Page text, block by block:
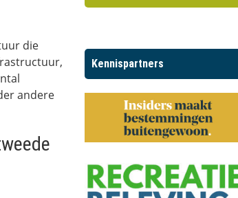
die
andere
Kennispartners